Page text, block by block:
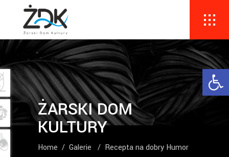
ŻARSKI DOM
KULTURY
Home / Galerie / Recepta na dobry Humor